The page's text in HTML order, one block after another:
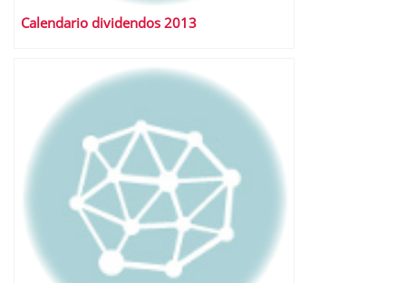
Calendario dividendos 2013